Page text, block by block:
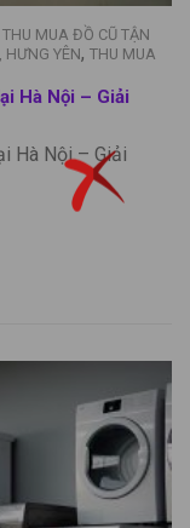
THU MUA ĐỒ CŨ TẬN
HƯNG YÊN, THU MUA
Hà Nội – Giải
Hà Nội – Giải